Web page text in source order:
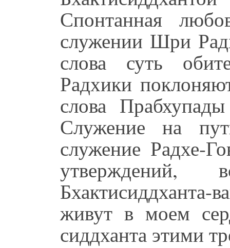
Спонтанная
служении Шри
слова суть
Радхики
слова
Служение на
служение Радхе-
живут в моем
сиддханта этими